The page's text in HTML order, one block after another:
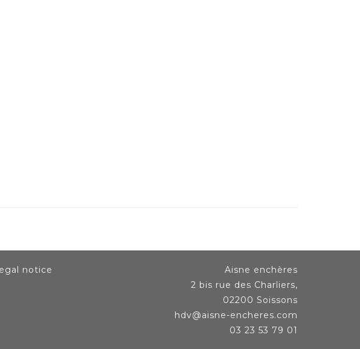
notice
Aisne enchères
2 bis rue des Charliers,
02200 Soissons
hdv@aisne-encheres.com
03 23 53 79 01